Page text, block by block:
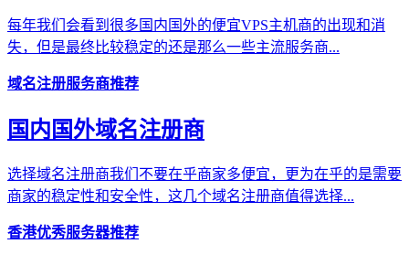
每年我们会看到很多国内国外的便宜VPS主机商的出现和消
失，但是最终比较稳定的还是那么一些主流服务商...
域名注册服务商推荐
国内国外域名注册商
选择域名注册商我们不要在乎商家多便宜，更为在乎的是需要
商家的稳定性和安全性，这几个域名注册商值得选择...
香港优秀服务器推荐